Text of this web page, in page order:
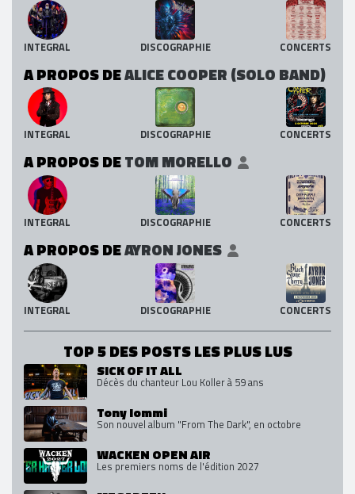
INTEGRAL DISCOGRAPHIE CONCERTS
A PROPOS DEALICE COOPER (SOLO BAND)
INTEGRAL DISCOGRAPHIE CONCERTS
A PROPOS DETOM MORELLO
INTEGRAL DISCOGRAPHIE CONCERTS
A PROPOS DEAYRON JONES
INTEGRAL DISCOGRAPHIE CONCERTS
TOP 5 DES POSTS LES PLUS LUS
SICK OF IT ALL
Décès du chanteur Lou Koller à 59 ans
Tony Iommi
Son nouvel album "From The Dark", en octobre
WACKEN OPEN AIR
Les premiers noms de l'édition 2027